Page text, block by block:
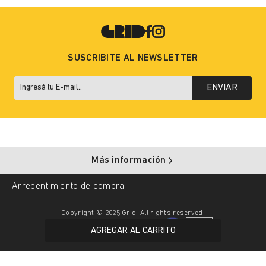
AGREGAR AL CARRITO
SUSCRIBITE AL NEWSLETTER
ENVIAR
Más información
Arrepentimiento de compra
Copyright © 2025 Grid. All rights reserved.